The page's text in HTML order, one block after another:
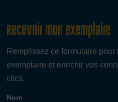
Recevoir mon exemplaire
Remplissez ce formulaire
exemplaire et enrichir vos
clics.
Nom *